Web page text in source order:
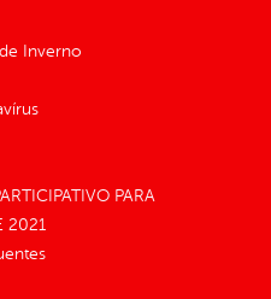
Inverno
PARA
2021